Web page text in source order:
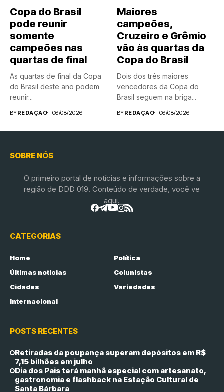
Copa do Brasil
pode reunir
somente
campeões nas
quartas de final
As quartas de final da Copa
do Brasil deste ano podem
reunir...
BYREDAÇÃO 06/08/2026
Maiores
campeões,
Cruzeiro e Grêmio
vão às quartas da
Copa do Brasil
Dois dos três maiores
vencedores da Copa do
Brasil seguem na briga...
BYREDAÇÃO 06/08/2026
SOBRE NÓS
O primeiro portal de notícias e informações sobre a
região de DDD 019. Conteúdo de verdade, você ve
aqui.
CATEGORIAS
Home
Política
Últimas notícias
Colunistas
Cidades
Variedades
Internacional
POSTS RECENTES
Retiradas da poupança superam depósitos em R$
7,15 bilhões em julho
Dia dos Pais terá manhã especial com artesanato,
gastronomia e flashback na Estação Cultural de
Santa Bárbara